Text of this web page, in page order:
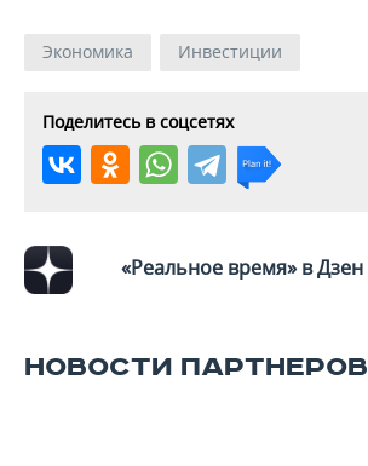
Экономика Инвестиции
Поделитесь в соцсетях
«Реальное время» в Дзен
НОВОСТИ ПАРТНЕРОВ